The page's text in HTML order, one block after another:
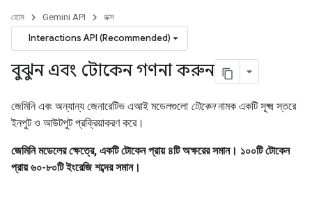
হোম Gemini API ডক্স
Interactions API (Recommended)
বুঝুন এবং টোকেন গণনা করুন
জেমিনি এবং অন্যান্য জেনারেটিভ এআই মডেলগুলো টোকেননামক একটি সূক্ষ্ম স্তরে
ইনপুট ও আউটপুট প্রক্রিয়াকরণ করে।
জেমিনি মডেলের ক্ষেত্রে, একটি টোকেন প্রায় ৪টি অক্ষরের সমান। ১০০টি টোকেন
প্রায় ৬০-৮০টি ইংরেজি শব্দের সমান।